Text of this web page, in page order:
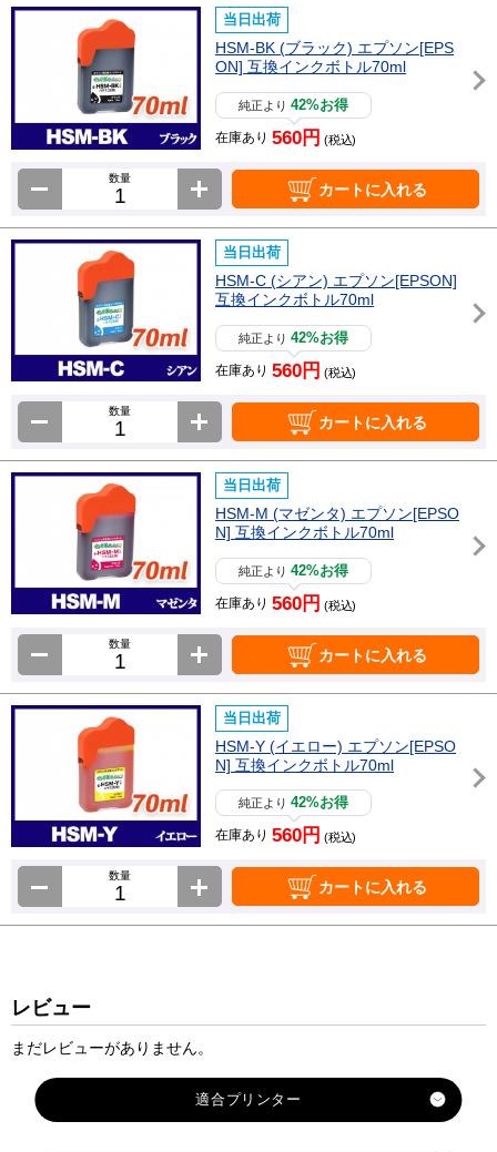
当日出荷
HSM-BK (ブラック) エプソン[EPS
ON] 互換インクボトル70ml
純正より42%お得
在庫あり 560円 (税込)
数量
カートに入れる
当日出荷
HSM-C (シアン) エプソン[EPSON]
互換インクボトル70ml
純正より42%お得
在庫あり 560円 (税込)
数量
カートに入れる
当日出荷
HSM-M (マゼンタ) エプソン[EPSO
N] 互換インクボトル70ml
純正より42%お得
在庫あり 560円 (税込)
数量
カートに入れる
当日出荷
HSM-Y (イエロー) エプソン[EPSO
N] 互換インクボトル70ml
純正より42%お得
在庫あり 560円 (税込)
数量
カートに入れる
レビュー
まだレビューがありません。
適合プリンター